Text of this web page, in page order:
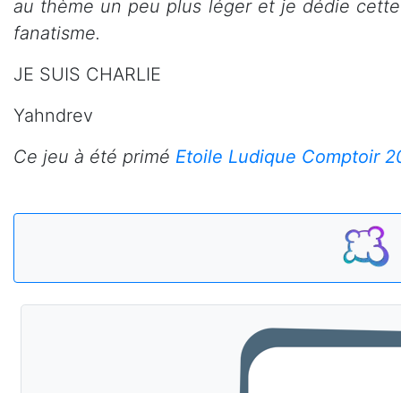
au thème un peu plus léger et je dédie
fanatisme.
JE SUIS CHARLIE
Yahndrev
Ce jeu à été primé Etoile Ludique Comptoir